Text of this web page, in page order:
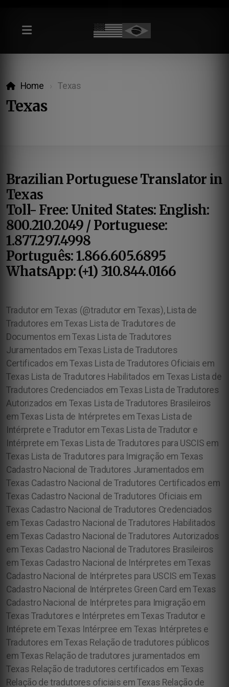
Home Texas
Texas
Brazilian Portuguese Translator in
Texas
Toll- Free: United States: English:
800.210.2049 / Portuguese:
1.877.297.4998
Português: 1.866.605.6895
WhatsApp: (+1) 310.844.0166
Tradutor em Texas (@tradutor em Texas), Lista de
Tradutores em Texas Lista de Tradutores de
Documentos em Texas Lista de Tradutores
Juramentados em Texas Lista de Tradutores
Certificados em Texas Lista de Tradutores Oficiais em
Texas Lista de Tradutores Habilitados em Texas Lista de
Tradutores Credenciados em Texas Lista de Tradutores
Autorizados em Texas Lista de Tradutores Brasileiros
em Texas Lista de Intérpretes em Texas Lista de
Intérprete e Tradutor em Texas Lista de Tradutor e
Intérprete em Texas Lista de Tradutores para USCIS em
Texas Lista de Tradutores para Imigração em Texas
Cadastro Nacional de Tradutores Juramentados em
Texas Cadastro Nacional de Tradutores Certificados em
Texas Cadastro Nacional de Tradutores Oficiais em
Texas Cadastro Nacional de Tradutores Credenciados
em Texas Cadastro Nacional de Tradutores Habilitados
em Texas Cadastro Nacional de Tradutores Autorizados
em Texas Cadastro Nacional de Tradutores Brasileiros
em Texas Cadastro Nacional de Intérpretes em Texas
Cadastro Nacional de Intérpretes para USCIS em Texas
Cadastro Nacional de Intérpretes Green Card em Texas
Cadastro Nacional de Intérpretes para Imigração em
Texas Tradutores e Intérpretes em Texas Tradutor e
Intéprete em Texas Intérpree em Texas Intérpretes e
Tradutores em Texas Relação de tradutores públicos
em Texas Relação de tradutores juramentados em
Texas Relação de tradutores certificados em Texas
Relação de tradutores oficiais em Texas Relação de